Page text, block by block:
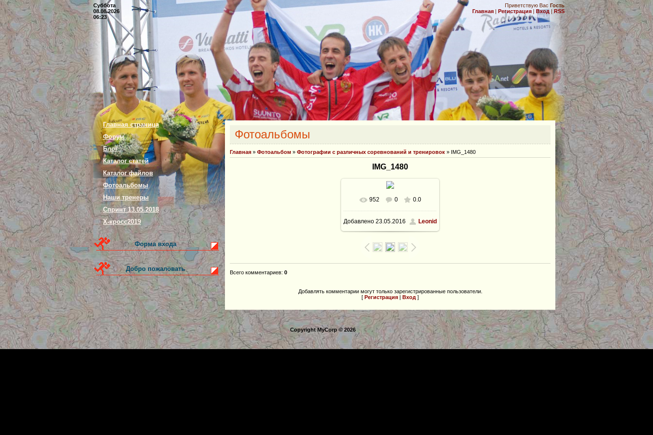
Суббота
08.08.2026
06:23
Приветствую Вас Гость
Главная | Регистрация | Вход | RSS
Главная страница
Форум
Блог
Каталог статей
Каталог файлов
Фотоальбомы
Наши тренеры
Спринт 13.05.2018
Х-кросс2019
Форма входа
Добро пожаловать
Фотоальбомы
Главная » Фотоальбом » Фотографии с различных соревнований и тренировок » IMG_1480
IMG_1480
В реальном размере
1600x1200/ 331.9Kb
952 0 0.0
Добавлено 23.05.2016 Leonid
Всего комментариев: 0
Добавлять комментарии могут только зарегистрированные пользователи.
[ Регистрация | Вход ]
Copyright MyCorp © 2026